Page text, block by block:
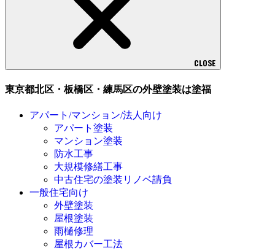
CLOSE
東京都北区・板橋区・練馬区の外壁塗装は塗福
アパート/マンション/法人向け
アパート塗装
マンション塗装
防水工事
大規模修繕工事
中古住宅の塗装リノベ請負
一般住宅向け
外壁塗装
屋根塗装
雨樋修理
屋根カバー工法